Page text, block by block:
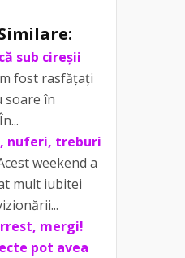
sub cireșii
fost rasfățați
soare în
nuferi, treburi
weekend a
mult iubitei
mergi!
pot avea